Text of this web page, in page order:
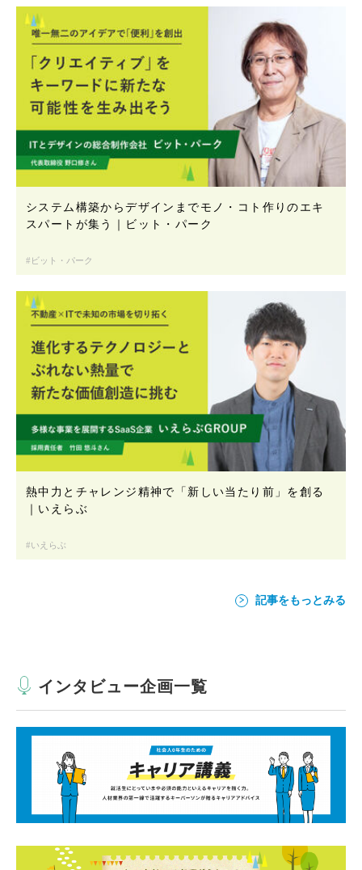
システム構築からデザインまでモノ・コト作りのエキ
スパートが集う｜ビット・パーク
ビット・パーク
熱中力とチャレンジ精神で「新しい当たり前」を創る
｜いえらぶ
いえらぶ
記事をもっとみる
インタビュー企画一覧